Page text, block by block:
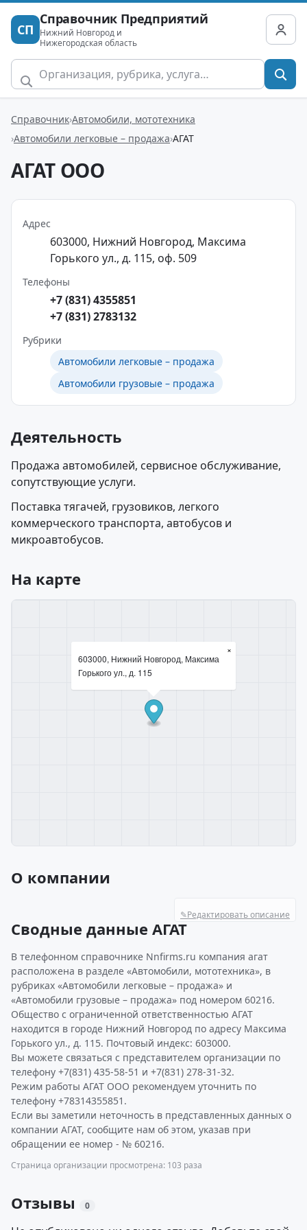
СП
Справочник Предприятий
Нижний Новгород и
Нижегородская область
Справочник Автомобили, мототехника
Автомобили легковые – продажа АГАТ
АГАТ ООО
Адрес
603000, Нижний Новгород, Максима
Горького ул., д. 115, оф. 509
Телефоны
+7 (831) 4355851
+7 (831) 2783132
Рубрики
Автомобили легковые – продажа
Автомобили грузовые – продажа
Деятельность
Продажа автомобилей, сервисное обслуживание,
сопутствующие услуги.
Поставка тягачей, грузовиков, легкого
коммерческого транспорта, автобусов и
микроавтобусов.
На карте
603000, Нижний Новгород, Максима
Горького ул., д. 115
×
О компании
✎Редактировать описание
Сводные данные АГАТ
В телефонном справочнике Nnfirms.ru компания агат
расположена в разделе «Автомобили, мототехника», в
рубриках «Автомобили легковые – продажа» и
«Автомобили грузовые – продажа» под номером 60216.
Общество с ограниченной ответственностью АГАТ
находится в городе Нижний Новгород по адресу Максима
Горького ул., д. 115. Почтовый индекс: 603000.
Вы можете связаться с представителем организации по
телефону +7(831) 435-58-51 и +7(831) 278-31-32.
Режим работы АГАТ ООО рекомендуем уточнить по
телефону +78314355851.
Если вы заметили неточность в представленных данных о
компании АГАТ, сообщите нам об этом, указав при
обращении ее номер - № 60216.
Страница организации просмотрена: 103 раза
Отзывы 0